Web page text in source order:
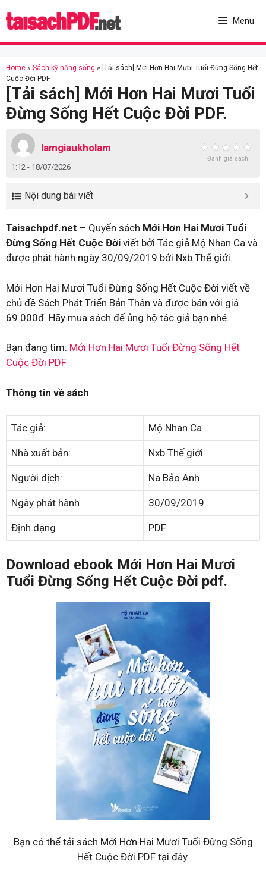
to
Menu
Home » Sách kỹ năng sống » [Tải sách] Mới Hơn Hai Mươi Tuổi Đừng Sống Hết
Cuộc Đời PDF.
[Tải sách] Mới Hơn Hai Mươi Tuổi
Đừng Sống Hết Cuộc Đời PDF.
lamgiaukholam
1:12 - 18/07/2026
Đánh giá sách
Nội dung bài viết
Taisachpdf.net – Quyển sách Mới Hơn Hai Mươi Tuổi
Đừng Sống Hết Cuộc Đời viết bởi Tác giả Mộ Nhan Ca và
được phát hành ngày 30/09/2019 bởi Nxb Thế giới.
Mới Hơn Hai Mươi Tuổi Đừng Sống Hết Cuộc Đời viết về
chủ đề Sách Phát Triển Bản Thân và được bán với giá
69.000đ. Hãy mua sách để ủng hộ tác giả bạn nhé.
Bạn đang tìm: Mới Hơn Hai Mươi Tuổi Đừng Sống Hết
Cuộc Đời PDF
Thông tin về sách
Tác giả: Mộ Nhan Ca
Nhà xuất bản: Nxb Thế giới
Người dịch: Na Bảo Anh
Ngày phát hành 30/09/2019
Định dạng PDF
Download ebook Mới Hơn Hai Mươi
Tuổi Đừng Sống Hết Cuộc Đời pdf.
Bạn có thể tải sách Mới Hơn Hai Mươi Tuổi Đừng Sống
Hết Cuộc Đời PDF tại đây.